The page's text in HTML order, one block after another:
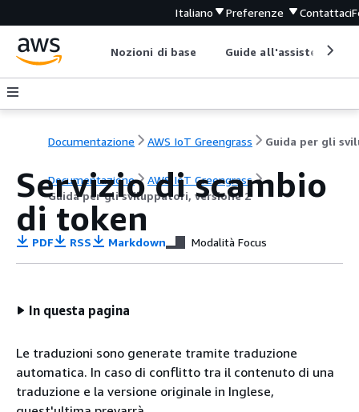
Italiano Preferenze Contattaci
Nozioni di base Guide all'assistenza
Documentazione AWS IoT Greengrass
Documentazione
AWS IoT Greengrass
Guida per gli sviluppatori, versione 2
Servizio di scambio
di token
PDF RSS Markdown Modalità Focus
In questa pagina
Le traduzioni sono generate tramite traduzione
automatica. In caso di conflitto tra il contenuto di una
traduzione e la versione originale in Inglese,